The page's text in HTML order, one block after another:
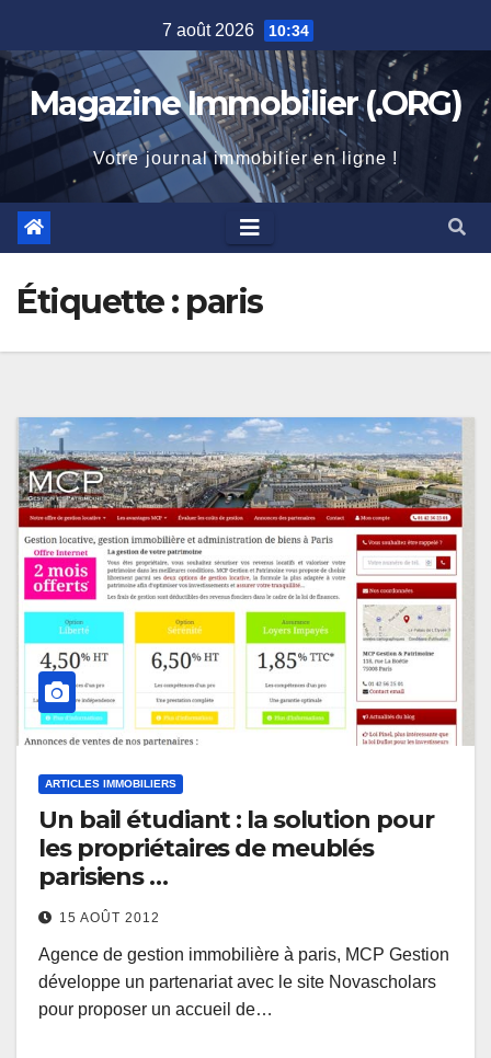
to
content
7 août 2026 10:34
Magazine Immobilier (.ORG)
Votre journal immobilier en ligne !
Étiquette : paris
ARTICLES IMMOBILIERS
Un bail étudiant : la solution pour
les propriétaires de meublés
parisiens …
15 AOÛT 2012
Agence de gestion immobilière à paris, MCP Gestion
développe un partenariat avec le site Novascholars
pour proposer un accueil de…